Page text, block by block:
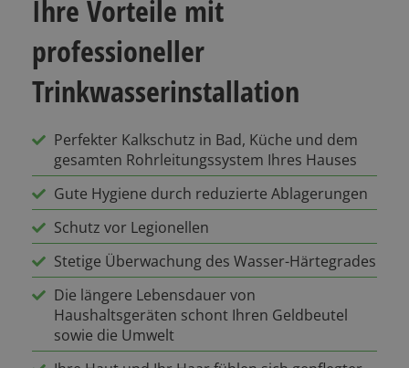
Ihre Vorteile mit
professioneller
Trinkwasserinstallation
Perfekter Kalkschutz in Bad, Küche und dem
gesamten Rohrleitungssystem Ihres Hauses
Gute Hygiene durch reduzierte Ablagerungen
Schutz vor Legionellen
Stetige Überwachung des Wasser-Härtegrades
Die längere Lebensdauer von
Haushaltsgeräten schont Ihren Geldbeutel
sowie die Umwelt